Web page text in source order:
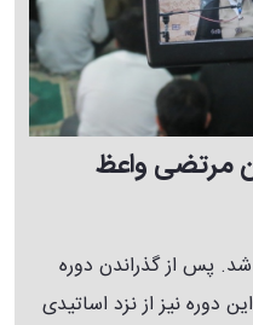
مرتضی واعظ
قم شد. پس از گذراندن دوره
دوره نیز از نزد اساتیدی